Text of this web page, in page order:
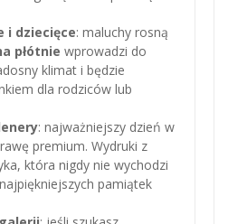
i dziecięce: maluchy rosną
płótnie wprowadzi do
klimat i będzie
dla rodziców lub
: najważniejszy dzień w
premium. Wydruki z
która nigdy nie wychodzi
pamiątek